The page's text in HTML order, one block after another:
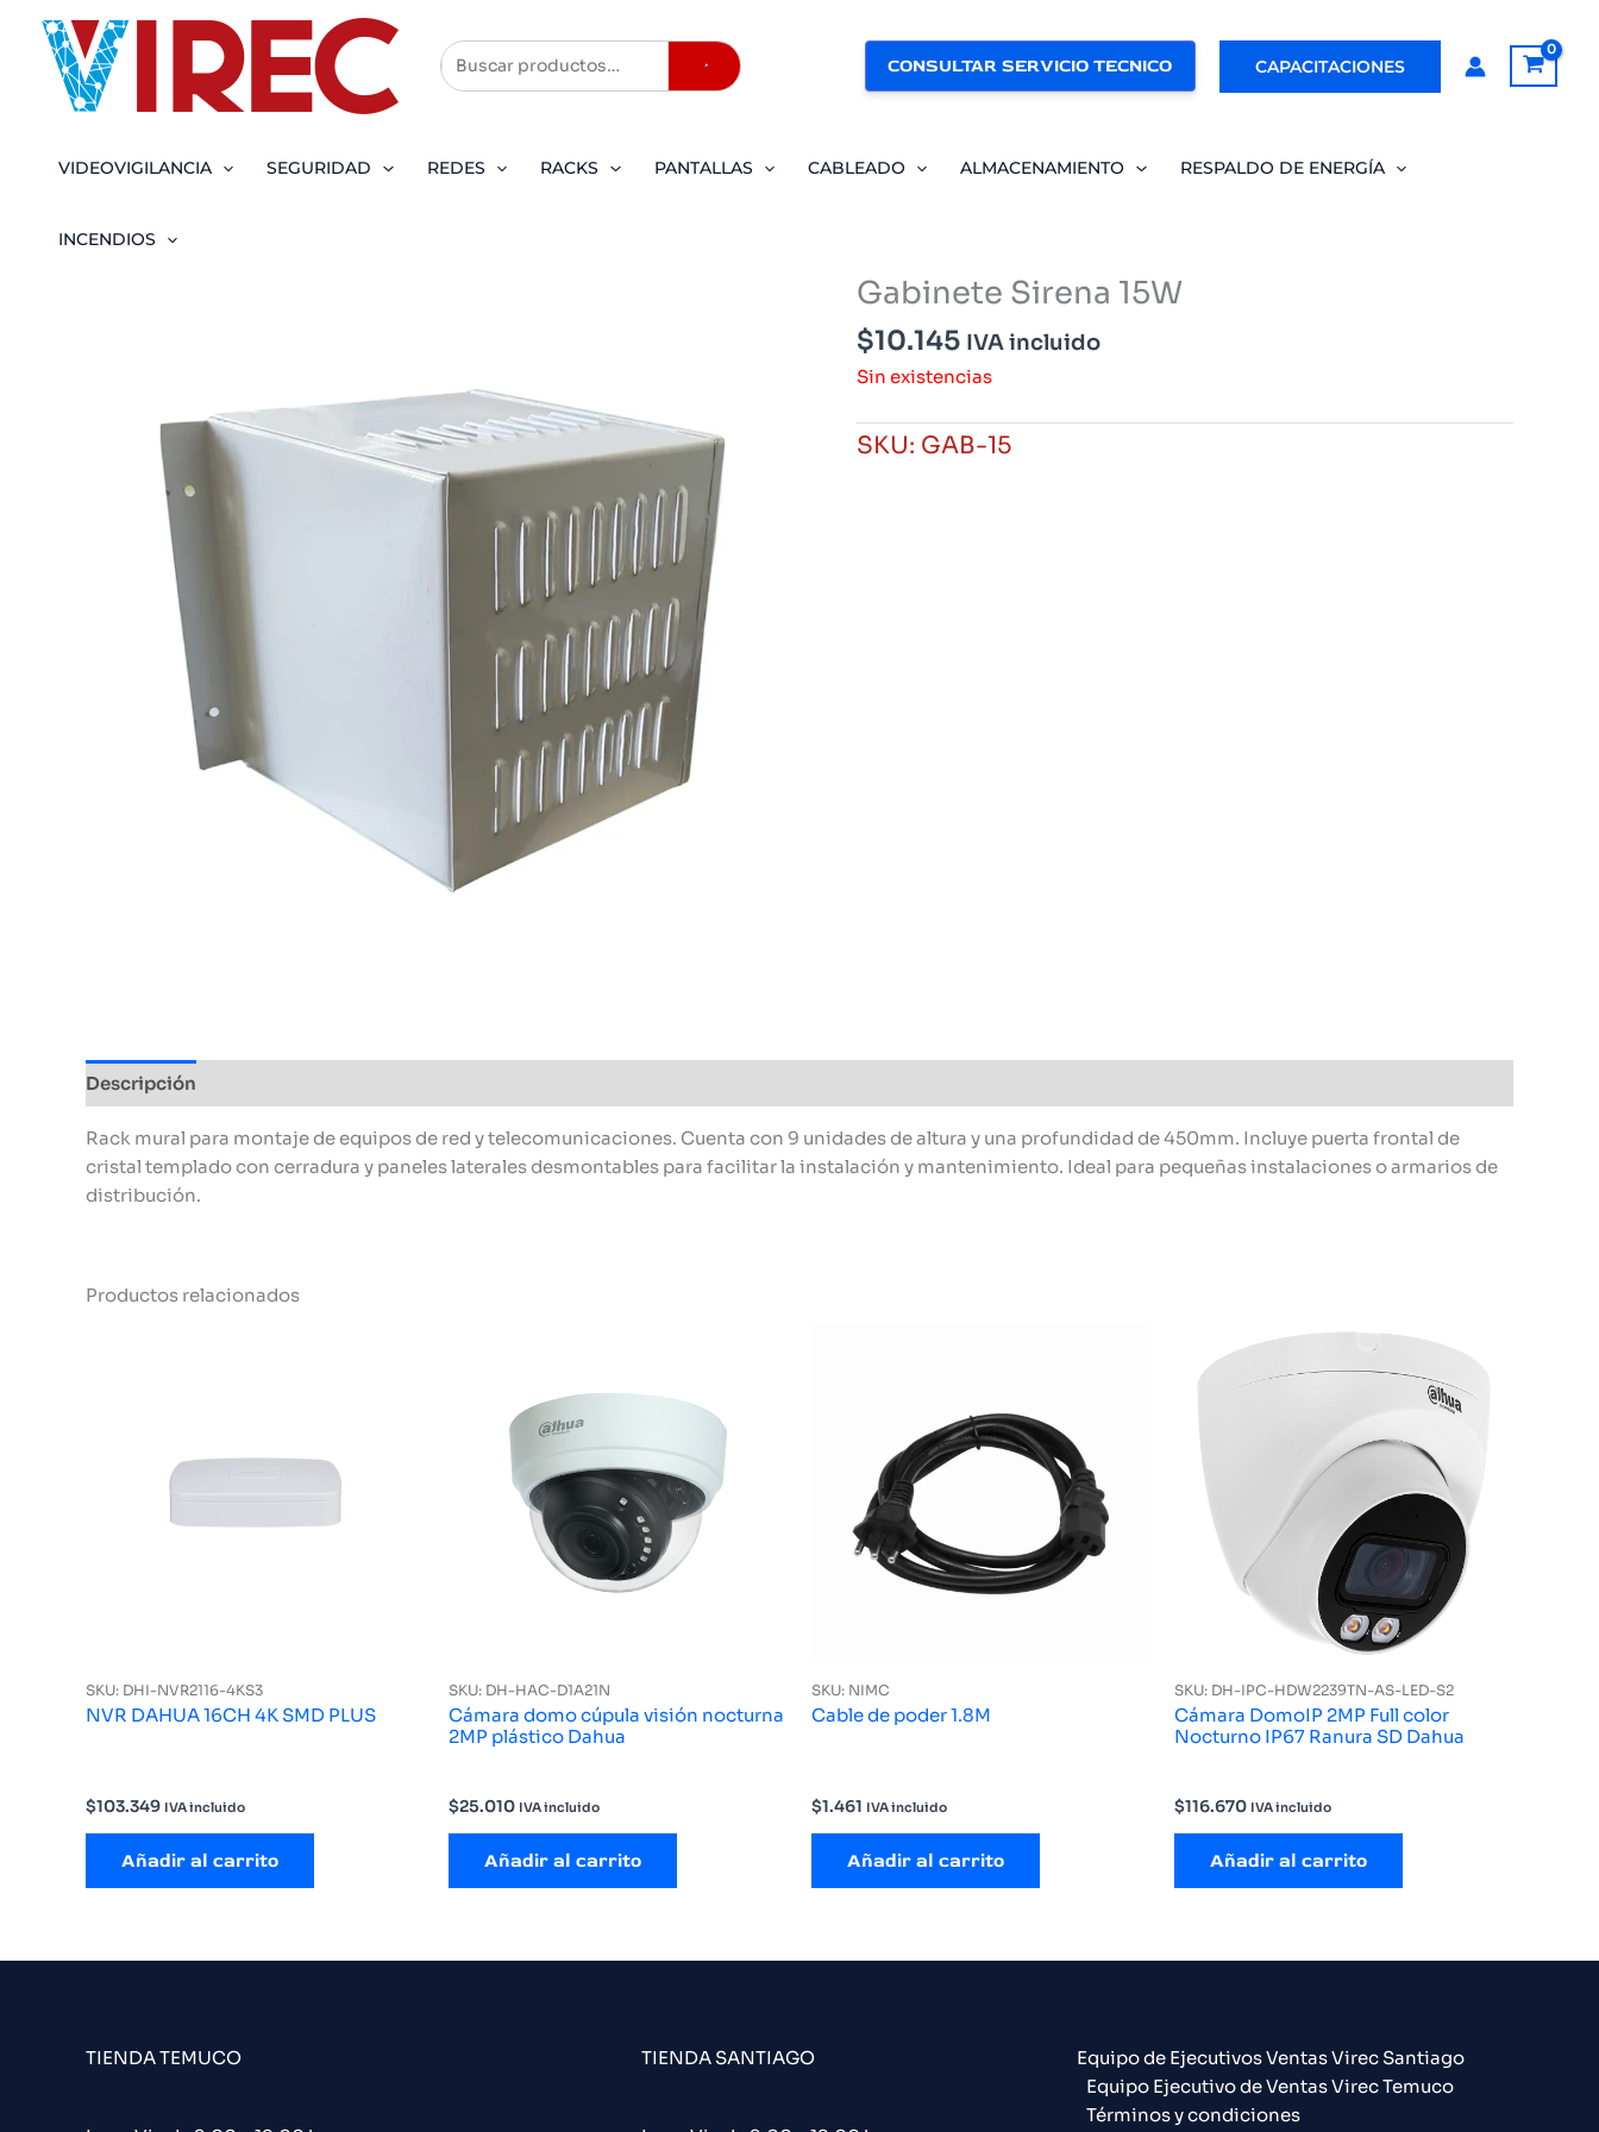
contenido
Buscar CONSULTAR SERVICIO TECNICO CAPACITACIONES
VIDEOVIGILANCIA SEGURIDAD REDES RACKS PANTALLAS CABLEADO ALMACENAMIENTO RESPALDO DE ENERGÍA
INCENDIOS
Gabinete Sirena 15W
$10.145 IVA incluido
Sin existencias
SKU: GAB-15
Descripción
Rack mural para montaje de equipos de red y telecomunicaciones. Cuenta con 9 unidades de altura y una profundidad de 450mm. Incluye puerta frontal de
cristal templado con cerradura y paneles laterales desmontables para facilitar la instalación y mantenimiento. Ideal para pequeñas instalaciones o armarios de
distribución.
Productos relacionados
SKU: DHI-NVR2116-4KS3
NVR DAHUA 16CH 4K SMD PLUS
$103.349 IVA incluido
Añadir al carrito
SKU: DH-HAC-D1A21N
Cámara domo cúpula visión nocturna
2MP plástico Dahua
$25.010 IVA incluido
Añadir al carrito
SKU: NIMC
Cable de poder 1.8M
$1.461 IVA incluido
Añadir al carrito
SKU: DH-IPC-HDW2239TN-AS-LED-S2
Cámara DomoIP 2MP Full color
Nocturno IP67 Ranura SD Dahua
$116.670 IVA incluido
Añadir al carrito
TIENDA TEMUCO TIENDA SANTIAGO
Equipo de Ejecutivos Ventas Virec Santiago
Equipo Ejecutivo de Ventas Virec Temuco
Términos y condiciones